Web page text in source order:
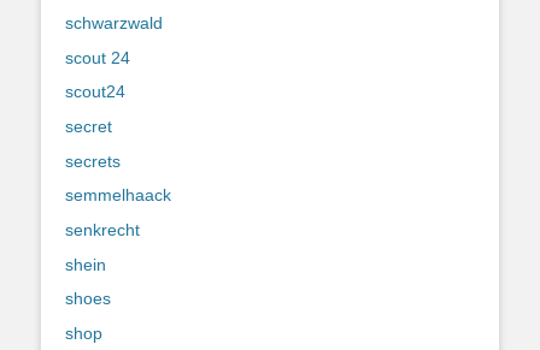
schwarzwald
scout 24
scout24
secret
secrets
semmelhaack
senkrecht
shein
shoes
shop